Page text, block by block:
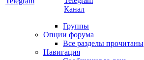
Группы
Опции форума
Все разделы прочитаны
Навигация